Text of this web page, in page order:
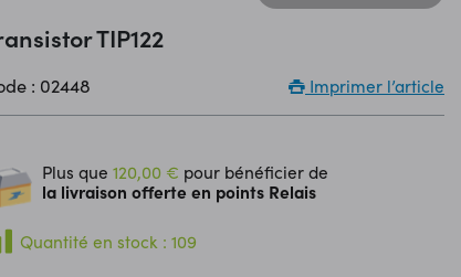
TIP122
: 02448 Imprimer l’article
Plus que120,00 € pour bénéficier de
la livraison offerte en points Relais
Quantité en stock : 109